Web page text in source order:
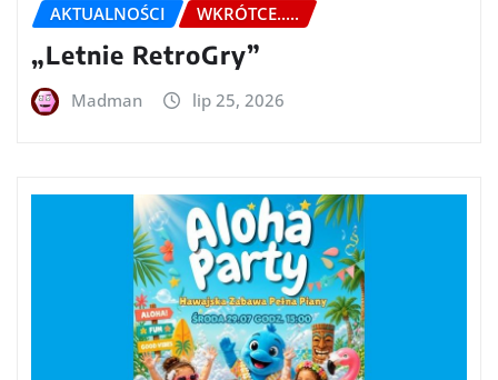
AKTUALNOŚCI WKRÓTCE.....
„Letnie RetroGry”
Madman lip 25, 2026